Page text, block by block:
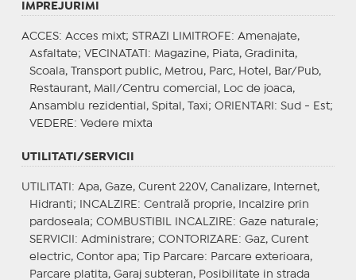
IMPREJURIMI
ACCES: Acces mixt; STRAZI LIMITROFE : Amenajate,
Asfaltate; VECINATATI : Magazine, Piata, Gradinita,
Scoala, Transport public, Metrou, Parc, Hotel, Bar/Pub,
Restaurant, Mall/Centru comercial, Loc de joaca,
Ansamblu rezidential, Spital, Taxi; ORIENTARI : Sud - Est;
VEDERE : Vedere mixta
UTILITATI/SERVICII
UTILITATI : Apa, Gaze, Curent 220V, Canalizare, Internet,
Hidranti;
INCALZIRE : Centrală proprie, Incalzire prin
pardoseala; COMBUSTIBIL INCALZIRE : Gaze naturale;
SERVICII : Administrare; CONTORIZARE : Gaz, Curent
electric, Contor apa;
Tip Parcare: Parcare exterioara,
Parcare platita, Garaj subteran, Posibilitate in strada